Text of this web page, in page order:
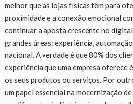
melhor que as lojas físicas têm para
proximidade e a conexão emocional
continuar a aposta crescente no
grandes áreas: experiência, automação
nacional. A verdade é que 80% dos
experiência que uma empresa oferece
os seus produtos ou serviços. Por
um papel essencial na modernização